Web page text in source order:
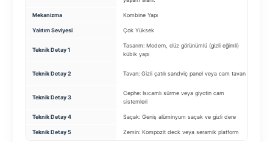
Mekanizma Kombine Yapı
Yalıtım Seviyesi Çok Yüksek
Teknik Detay 1
Tasarım: Modern, düz görünümlü (gizli eğimli)
kübik yapı
Teknik Detay 2 Tavan: Gizli çatılı sandviç panel veya cam tavan
Teknik Detay 3
Cephe: Isıcamlı sürme veya giyotin cam
sistemleri
Teknik Detay 4 Saçak: Geniş alüminyum saçak ve gizli dere
Teknik Detay 5 Zemin: Kompozit deck veya seramik platform